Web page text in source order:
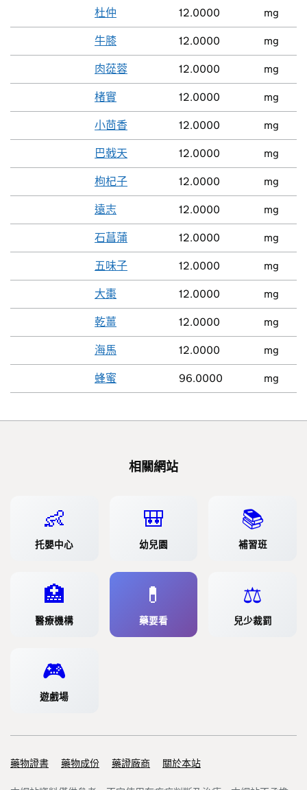
杜仲 12.0000 mg
牛膝 12.0000 mg
肉蓯蓉 12.0000 mg
楮實 12.0000 mg
小茴香 12.0000 mg
巴戟天 12.0000 mg
枸杞子 12.0000 mg
遠志 12.0000 mg
石菖蒲 12.0000 mg
五味子 12.0000 mg
大棗 12.0000 mg
乾薑 12.0000 mg
海馬 12.0000 mg
蜂蜜 96.0000 mg
相關網站
👶
托嬰中心
🎒
幼兒園
📚
補習班
🏥
醫療機構
💊
藥要看
⚖️
兒少裁罰
🎮
遊戲場
Support links
藥物證書 藥物成份 藥證廠商 關於本站